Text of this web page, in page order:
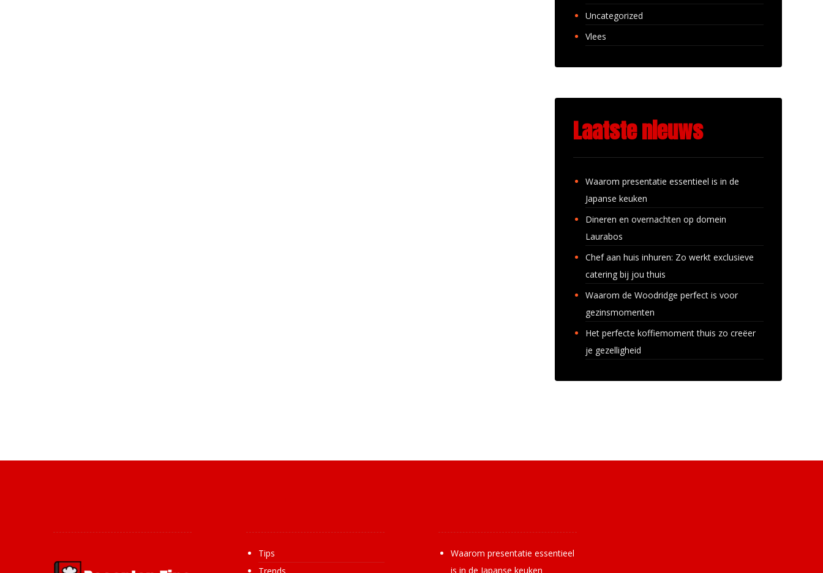
Uncategorized
Vlees
Laatste nieuws
Waarom presentatie essentieel is in de
Japanse keuken
Dineren en overnachten op domein
Laurabos
Chef aan huis inhuren: Zo werkt exclusieve
catering bij jou thuis
Waarom de Woodridge perfect is voor
gezinsmomenten
Het perfecte koffiemoment thuis zo creëer
je gezelligheid
Tips
Waarom presentatie essentieel
is in de Japanse keuken